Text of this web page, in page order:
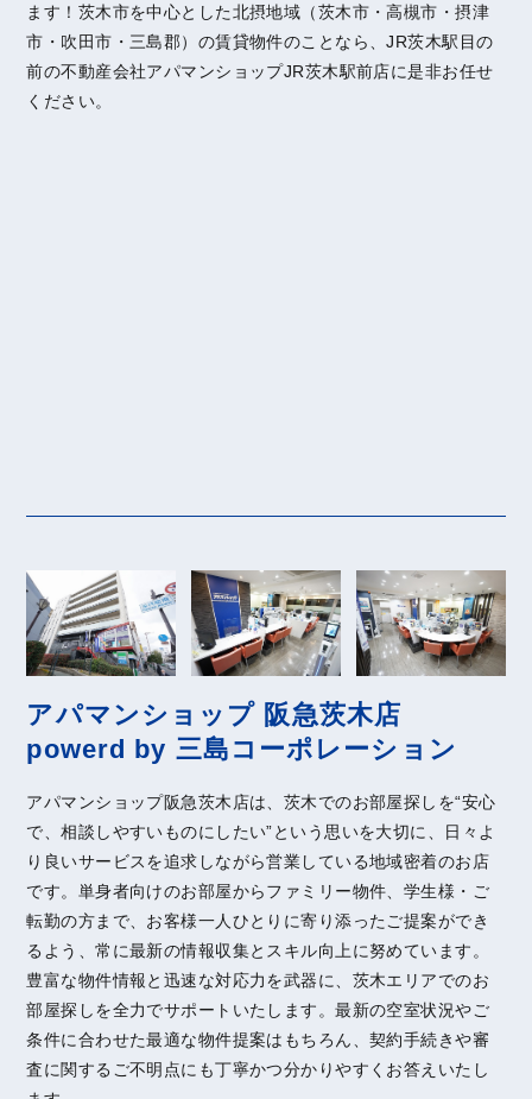
ます！茨木市を中心とした北摂地域（茨木市・高槻市・摂津
市・吹田市・三島郡）の賃貸物件のことなら、JR茨木駅目の
前の不動産会社アパマンショップJR茨木駅前店に是非お任せ
ください。
アパマンショップ 阪急茨木店
powerd by 三島コーポレーション
アパマンショップ阪急茨木店は、茨木でのお部屋探しを“安心
で、相談しやすいものにしたい”という思いを大切に、日々よ
り良いサービスを追求しながら営業している地域密着のお店
です。単身者向けのお部屋からファミリー物件、学生様・ご
転勤の方まで、お客様一人ひとりに寄り添ったご提案ができ
るよう、常に最新の情報収集とスキル向上に努めています。
豊富な物件情報と迅速な対応力を武器に、茨木エリアでのお
部屋探しを全力でサポートいたします。最新の空室状況やご
条件に合わせた最適な物件提案はもちろん、契約手続きや審
査に関するご不明点にも丁寧かつ分かりやすくお答えいたし